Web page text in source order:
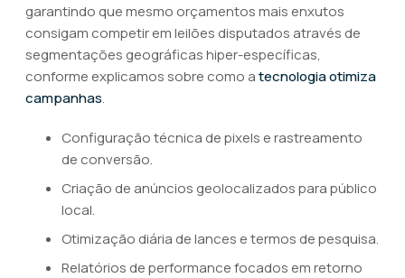
garantindo que mesmo orçamentos mais enxutos
consigam competir em leilões disputados através de
segmentações geográficas hiper-específicas,
conforme explicamos sobre como atecnologia otimiza
campanhas.
Configuração técnica de pixels e rastreamento
de conversão.
Criação de anúncios geolocalizados para público
local.
Otimização diária de lances e termos de pesquisa.
Relatórios de performance focados em retorno